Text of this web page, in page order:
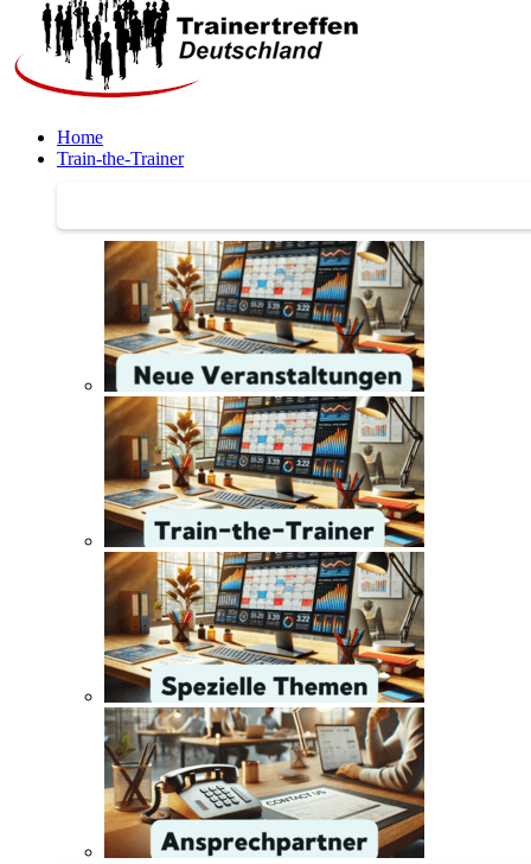
Home
Train-the-Trainer